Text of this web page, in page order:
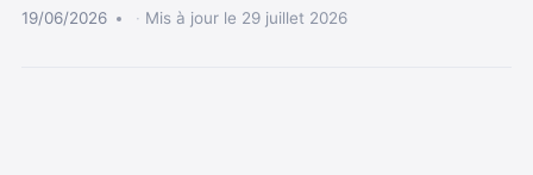
19/06/2026 Mis à jour le 29 juillet 2026